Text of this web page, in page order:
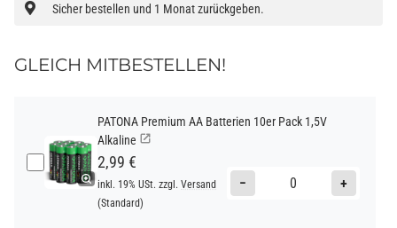
Sicher bestellen und 1 Monat zurückgeben.
GLEICH MITBESTELLEN!
PATONA Premium AA Batterien 10er Pack 1,5V
Alkaline
2,99 €
inkl. 19% USt. zzgl. Versand
(Standard)
− +